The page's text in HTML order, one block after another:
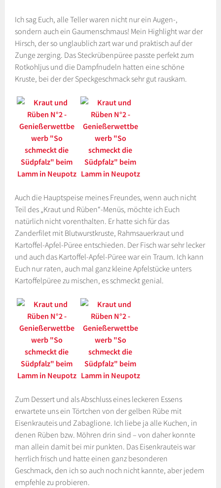
Ich sag Euch, alle Teller waren nicht nur ein Augen-,
sondern auch ein Gaumenschmaus! Mein Highlight war der
Hirsch, der so unglaublich zart war und praktisch auf der
Zunge zerging. Das Steckrübenpüree passte perfekt zum
Rotkohljus und die Dampfnudeln hatten eine schöne
Kruste, bei der der Speckgeschmack sehr gut rauskam.
Auch die Hauptspeise meines Freundes, wenn auch nicht
Teil des „Kraut und Rüben“-Menüs, möchte ich Euch
natürlich nicht vorenthalten. Er hatte sich für das
Zanderfilet mit Blutwurstkruste, Rahmsauerkraut und
Kartoffel-Apfel-Püree entschieden. Der Fisch war sehr lecker
und auch das Kartoffel-Apfel-Püree war ein Traum. Ich kann
Euch nur raten, auch mal ganz kleine Apfelstücke unters
Kartoffelpüree zu mischen, es schmeckt genial.
Zum Dessert und als Abschluss eines leckeren Essens
erwartete uns ein Törtchen von der gelben Rübe mit
Eisenkrauteis und Zabaglione. Ich liebe ja alle Kuchen, in
denen Rüben bzw. Möhren drin sind – von daher konnte
man allein damit bei mir punkten. Das Eisenkrauteis war
herrlich frisch und hatte einen ganz besonderen
Geschmack, den ich so auch noch nicht kannte, aber jedem
empfehle zu probieren.